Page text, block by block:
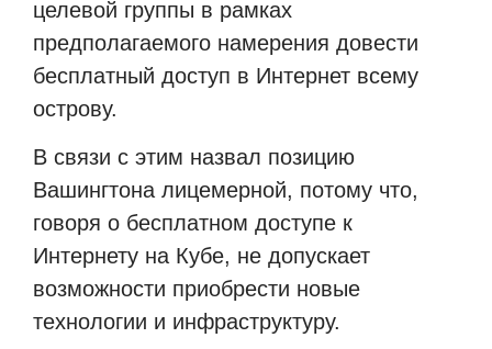
целевой группы в рамках
предполагаемого намерения довести
бесплатный доступ в Интернет всему
острову.
В связи с этим назвал позицию
Вашингтона лицемерной, потому что,
говоря о бесплатном доступе к
Интернету на Кубе, не допускает
возможности приобрести новые
технологии и инфраструктуру.